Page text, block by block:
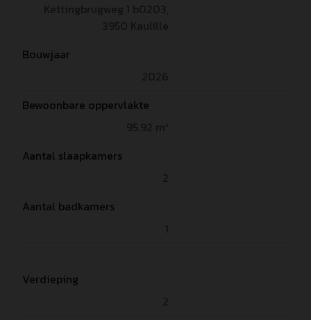
Bouwjaar
Bewoonbare oppervlakte
Aantal slaapkamers
Aantal badkamers
Verdieping